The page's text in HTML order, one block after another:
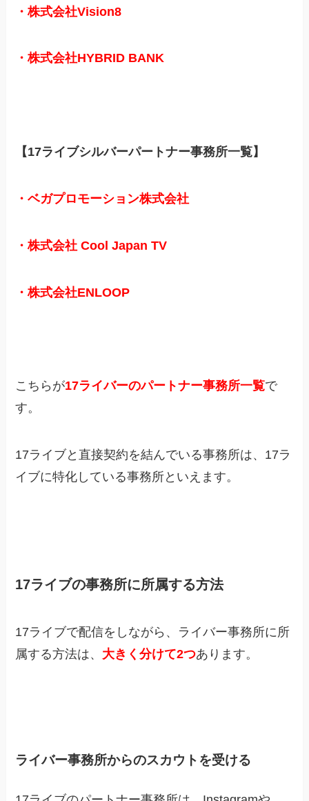
・株式会社Vision8
・株式会社HYBRID BANK
【17ライブシルバーパートナー事務所一覧】
・ベガプロモーション株式会社
・株式会社 Cool Japan TV
・株式会社ENLOOP
こちらが17ライバーのパートナー事務所一覧で
す。
17ライブと直接契約を結んでいる事務所は、17ラ
イブに特化している事務所といえます。
17ライブの事務所に所属する方法
17ライブで配信をしながら、ライバー事務所に所
属する方法は、 大きく分けて2つあります。
ライバー事務所からのスカウトを受ける